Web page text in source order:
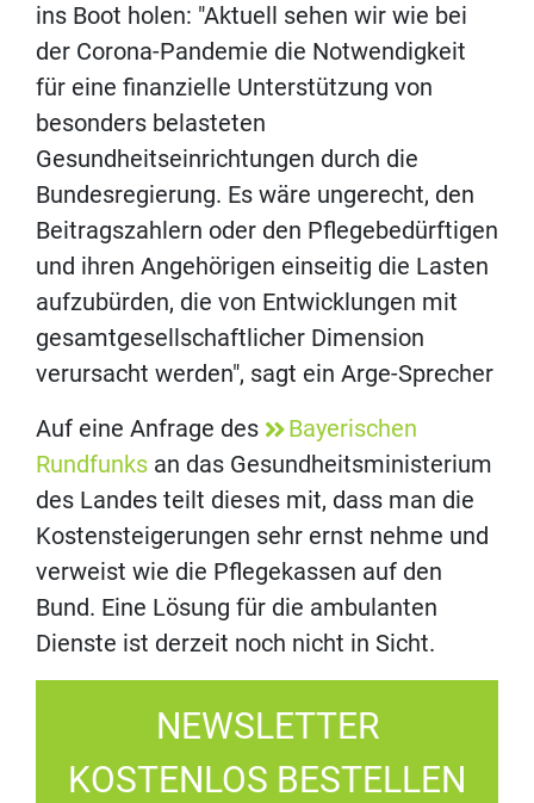
ins Boot holen: "Aktuell sehen wir wie bei
der Corona-Pandemie die Notwendigkeit
für eine finanzielle Unterstützung von
besonders belasteten
Gesundheitseinrichtungen durch die
Bundesregierung. Es wäre ungerecht, den
Beitragszahlern oder den Pflegebedürftigen
und ihren Angehörigen einseitig die Lasten
aufzubürden, die von Entwicklungen mit
gesamtgesellschaftlicher Dimension
verursacht werden", sagt ein Arge-Sprecher
Auf eine Anfrage des
Bayerischen
Rundfunks an das Gesundheitsministerium
des Landes teilt dieses mit, dass man die
Kostensteigerungen sehr ernst nehme und
verweist wie die Pflegekassen auf den
Bund. Eine Lösung für die ambulanten
Dienste ist derzeit noch nicht in Sicht.
NEWSLETTER
KOSTENLOS BESTELLEN